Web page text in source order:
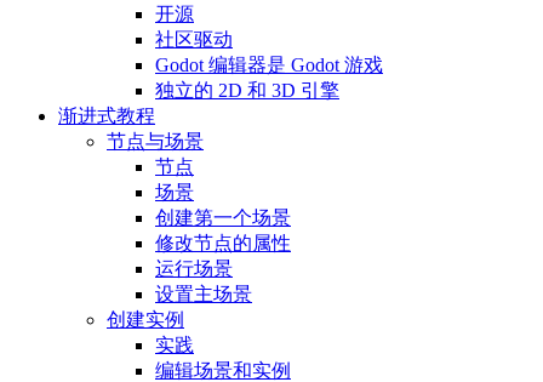
开源
社区驱动
Godot 编辑器是 Godot 游戏
独立的 2D 和 3D 引擎
渐进式教程
节点与场景
节点
场景
创建第一个场景
修改节点的属性
运行场景
设置主场景
创建实例
实践
编辑场景和实例